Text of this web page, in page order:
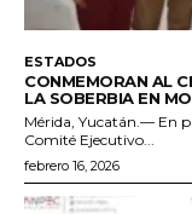
ESTADOS
CONMEMORAN AL
LA SOBERBIA EN
Mérida, Yucatán.— En
Comité Ejecutivo...
febrero 16, 2026